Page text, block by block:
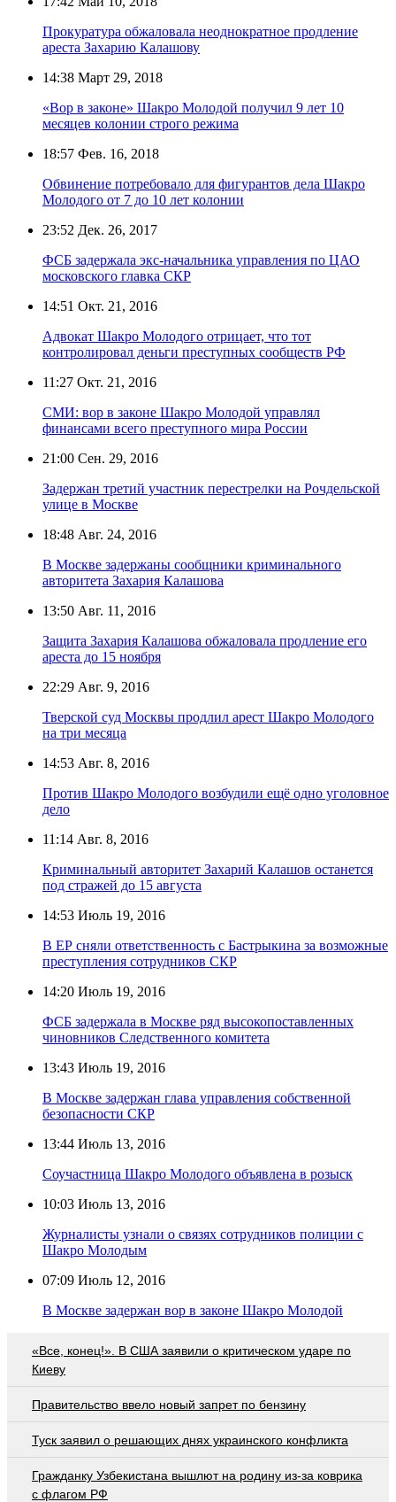
Прокуратура обжаловала неоднократное продление
ареста Захарию Калашову
14:38 Март 29, 2018
«Вор в законе» Шакро Молодой получил 9 лет 10
месяцев колонии строго режима
18:57 Фев. 16, 2018
Обвинение потребовало для фигурантов дела Шакро
Молодого от 7 до 10 лет колонии
23:52 Дек. 26, 2017
ФСБ задержала экс-начальника управления по ЦАО
московского главка СКР
14:51 Окт. 21, 2016
Адвокат Шакро Молодого отрицает, что тот
контролировал деньги преступных сообществ РФ
11:27 Окт. 21, 2016
СМИ: вор в законе Шакро Молодой управлял
финансами всего преступного мира России
21:00 Сен. 29, 2016
Задержан третий участник перестрелки на Рочдельской
улице в Москве
18:48 Авг. 24, 2016
В Москве задержаны сообщники криминального
авторитета Захария Калашова
13:50 Авг. 11, 2016
Защита Захария Калашова обжаловала продление его
ареста до 15 ноября
22:29 Авг. 9, 2016
Тверской суд Москвы продлил арест Шакро Молодого
на три месяца
14:53 Авг. 8, 2016
Против Шакро Молодого возбудили ещё одно уголовное
дело
11:14 Авг. 8, 2016
Криминальный авторитет Захарий Калашов останется
под стражей до 15 августа
14:53 Июль 19, 2016
В ЕР сняли ответственность с Бастрыкина за возможные
преступления сотрудников СКР
14:20 Июль 19, 2016
ФСБ задержала в Москве ряд высокопоставленных
чиновников Следственного комитета
13:43 Июль 19, 2016
В Москве задержан глава управления собственной
безопасности СКР
13:44 Июль 13, 2016
Соучастница Шакро Молодого объявлена в розыск
10:03 Июль 13, 2016
Журналисты узнали о связях сотрудников полиции с
Шакро Молодым
07:09 Июль 12, 2016
В Москве задержан вор в законе Шакро Молодой
«Все, конец!». В США заявили о критическом ударе по
Киеву
Правительство ввело новый запрет по бензину
Туск заявил о решающих днях украинского конфликта
Гражданку Узбекистана вышлют на родину из-за коврика
с флагом РФ